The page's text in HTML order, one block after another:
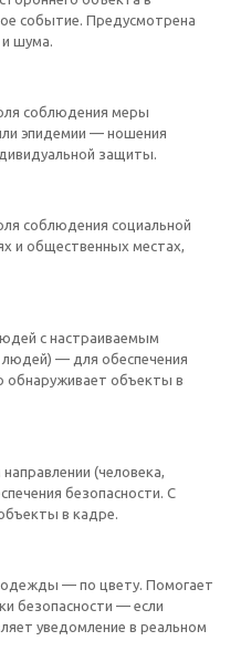
событие. Предусмотрена
шума.
соблюдения меры
эпидемии — ношения
защиты.
соблюдения социальной
и общественных местах,
с настраиваемым
— для обеспечения
обнаруживает объекты в
(человека,
безопасности. С
в кадре.
— по цвету. Помогает
безопасности — если
уведомление в реальном